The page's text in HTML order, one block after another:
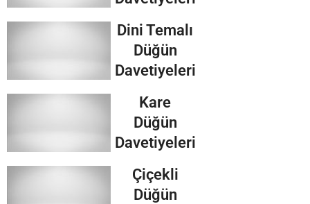
Dini Temalı
Düğün
Davetiyeleri
Kare
Düğün
Davetiyeleri
Çiçekli
Düğün